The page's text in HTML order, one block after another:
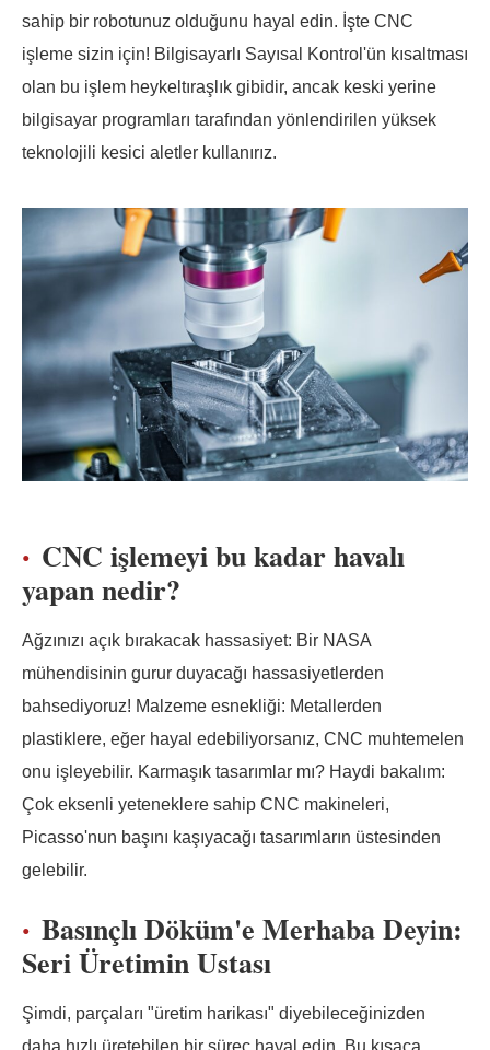
sahip bir robotunuz olduğunu hayal edin. İşte CNC
işleme sizin için! Bilgisayarlı Sayısal Kontrol'ün kısaltması
olan bu işlem heykeltıraşlık gibidir, ancak keski yerine
bilgisayar programları tarafından yönlendirilen yüksek
teknolojili kesici aletler kullanırız.
CNC işlemeyi bu kadar havalı
yapan nedir?
Ağzınızı açık bırakacak hassasiyet: Bir NASA
mühendisinin gurur duyacağı hassasiyetlerden
bahsediyoruz! Malzeme esnekliği: Metallerden
plastiklere, eğer hayal edebiliyorsanız, CNC muhtemelen
onu işleyebilir. Karmaşık tasarımlar mı? Haydi bakalım:
Çok eksenli yeteneklere sahip CNC makineleri,
Picasso'nun başını kaşıyacağı tasarımların üstesinden
gelebilir.
Basınçlı Döküm'e Merhaba Deyin:
Seri Üretimin Ustası
Şimdi, parçaları "üretim harikası" diyebileceğinizden
daha hızlı üretebilen bir süreç hayal edin. Bu kısaca